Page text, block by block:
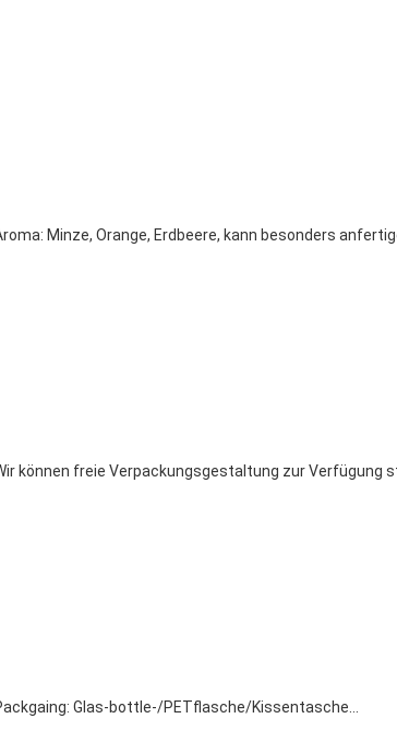
Minze, Orange, Erdbeere, kann besonders
können freie Verpackungsgestaltung zur Verfügung
Glas-bottle-/PETflasche/Kissentasche…